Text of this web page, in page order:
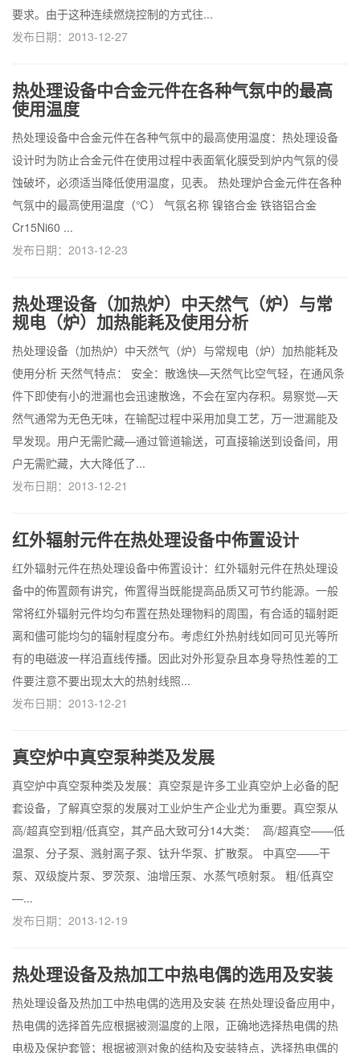
要求。由于这种连续燃烧控制的方式往...
发布日期：2013-12-27
热处理设备中合金元件在各种气氛中的最高
使用温度
热处理设备中合金元件在各种气氛中的最高使用温度：热处理设备
设计时为防止合金元件在使用过程中表面氧化膜受到炉内气氛的侵
蚀破坏，必须适当降低使用温度，见表。 热处理炉合金元件在各种
气氛中的最高使用温度（℃） 气氛名称 镍铬合金 铁铬铝合金
Cr15Ni60 ...
发布日期：2013-12-23
热处理设备（加热炉）中天然气（炉）与常
规电（炉）加热能耗及使用分析
热处理设备（加热炉）中天然气（炉）与常规电（炉）加热能耗及
使用分析 天然气特点： 安全：散逸快—天然气比空气轻，在通风条
件下即使有小的泄漏也会迅速散逸，不会在室内存积。易察觉—天
然气通常为无色无味，在输配过程中采用加臭工艺，万一泄漏能及
早发现。用户无需贮藏—通过管道输送，可直接输送到设备间，用
户无需贮藏，大大降低了...
发布日期：2013-12-21
红外辐射元件在热处理设备中佈置设计
红外辐射元件在热处理设备中佈置设计：红外辐射元件在热处理设
备中的佈置颇有讲究，佈置得当既能提高品质又可节约能源。一般
常将红外辐射元件均匀布置在热处理物料的周围，有合适的辐射距
离和儘可能均匀的辐射程度分布。考虑红外热射线如同可见光等所
有的电磁波一样沿直线传播。因此对外形复杂且本身导热性差的工
件要注意不要出现太大的热射线照...
发布日期：2013-12-21
真空炉中真空泵种类及发展
真空炉中真空泵种类及发展：真空泵是许多工业真空炉上必备的配
套设备，了解真空泵的发展对工业炉生产企业尤为重要。真空泵从
高/超真空到粗/低真空，其产品大致可分14大类： 高/超真空——低
温泵、分子泵、溅射离子泵、钛升华泵、扩散泵。 中真空——干
泵、双级旋片泵、罗茨泵、油增压泵、水蒸气喷射泵。 粗/低真空
—...
发布日期：2013-12-19
热处理设备及热加工中热电偶的选用及安装
热处理设备及热加工中热电偶的选用及安装 在热处理设备应用中，
热电偶的选择首先应根据被测温度的上限，正确地选择热电偶的热
电极及保护套管；根据被测对象的结构及安装特点，选择热电偶的